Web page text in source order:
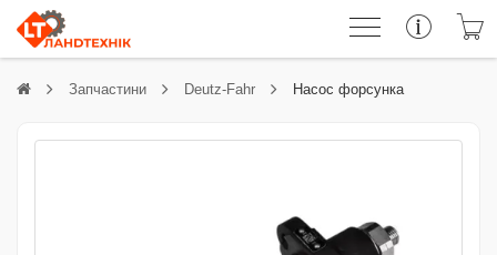
Запчастини Deutz-Fahr Насос форсунка